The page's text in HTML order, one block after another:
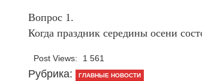
Вопрос 1.
Когда праздник середины осени
Post Views: 1 561
Рубрика: ГЛАВНЫЕ НОВОСТИ